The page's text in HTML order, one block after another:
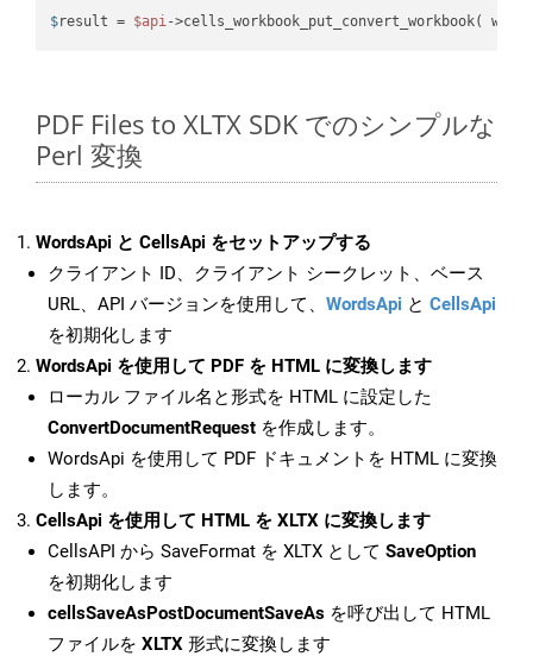
$result = $api->cells_workbook_put_convert_workbook(
PDF Files to XLTX SDK でのシンプルな
Perl 変換
WordsApi と CellsApi をセットアップする
クライアント ID、クライアント シークレット、ベース
URL、API バージョンを使用して、 WordsApi と CellsApi
を初期化します
WordsApi を使用して PDF を HTML に変換します
ローカル ファイル名と形式を HTML に設定した
ConvertDocumentRequest を作成します。
WordsApi を使用して PDF ドキュメントを HTML に変換
します。
CellsApi を使用して HTML を XLTX に変換します
CellsAPI から SaveFormat を XLTX として SaveOption
を初期化します
cellsSaveAsPostDocumentSaveAs を呼び出して HTML
ファイルを XLTX 形式に変換します